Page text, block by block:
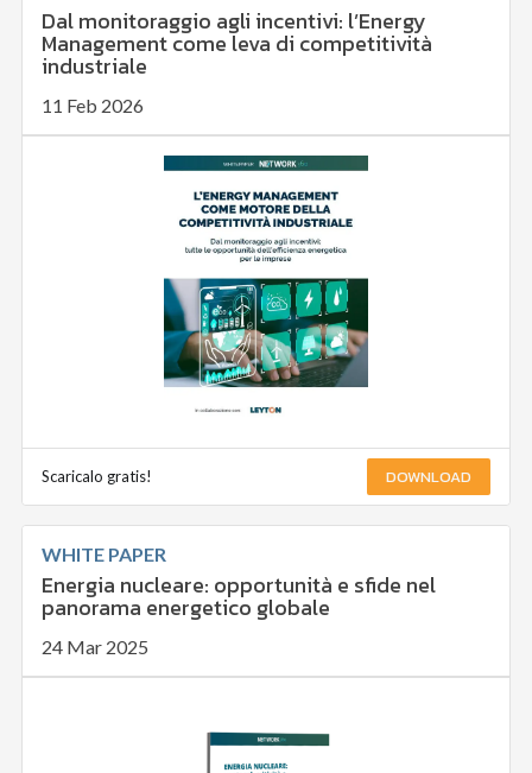
Dal monitoraggio agli incentivi: l’Energy
Management come leva di competitività
industriale
11 Feb 2026
Scaricalo gratis! DOWNLOAD
WHITE PAPER
Energia nucleare: opportunità e sfide nel
panorama energetico globale
24 Mar 2025